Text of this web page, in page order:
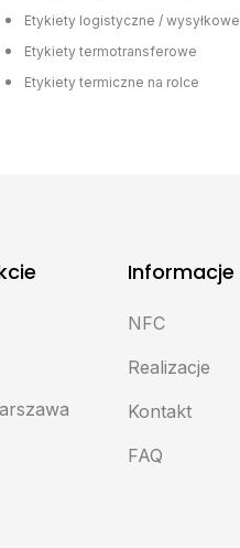
Etykiety logistyczne / wysyłkowe
Etykiety termotransferowe
Etykiety termiczne na rolce
Informacje
NFC
Realizacje
Kontakt
FAQ